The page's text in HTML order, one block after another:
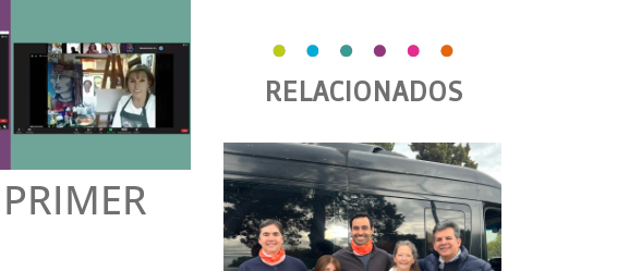
RELACIONADOS